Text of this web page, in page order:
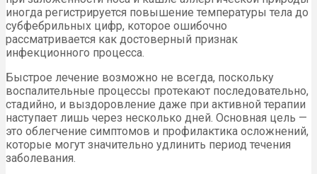
иногда регистрируется повышение температуры тела до
субфебрильных цифр, которое ошибочно
рассматривается как достоверный признак
инфекционного процесса.
Быстрое лечение возможно не всегда, поскольку
воспалительные процессы протекают последовательно,
стадийно, и выздоровление даже при активной терапии
наступает лишь через несколько дней. Основная цель —
это облегчение симптомов и профилактика осложнений,
которые могут значительно удлинить период течения
заболевания.